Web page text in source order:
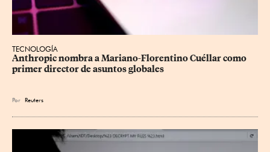
TECNOLOGÍA
Anthropic nombra a Mariano-Florentino Cuéllar como
primer director de asuntos ⁠globales
Por Reuters